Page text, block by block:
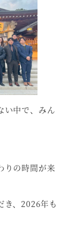
い中で、みん
りの時間が来
き、2026年も